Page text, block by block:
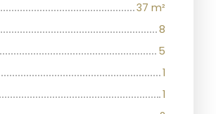
37 m²
8
5
1
1